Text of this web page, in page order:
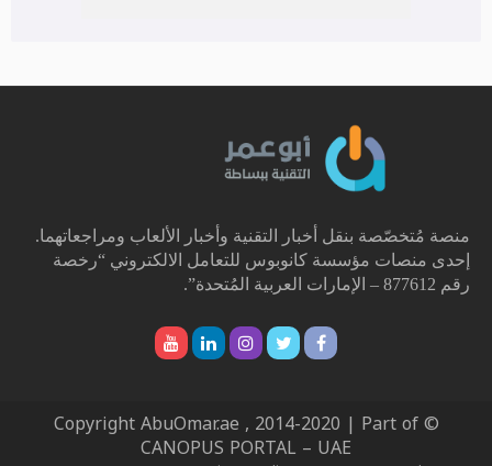
منصة مُتخصّصة بنقل أخبار التقنية وأخبار الألعاب ومراجعاتهما.
إحدى منصات مؤسسة كانوبوس للتعامل الالكتروني “رخصة
رقم 877612 – الإمارات العربية المُتحدة”.
© Copyright AbuOmar.ae , 2014-2020 | Part of
CANOPUS PORTAL – UAE